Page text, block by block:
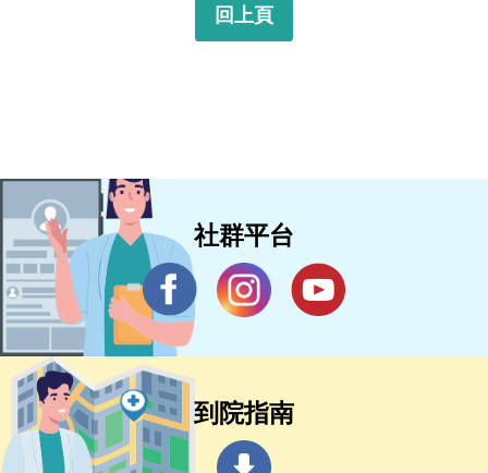
回上頁
社群平台
到院指南